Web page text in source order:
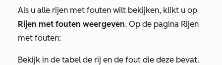
Als u alle rijen met fouten wilt bekijken, klikt u op
Rijen met fouten weergeven. Op de pagina Rijen
met fouten:
Bekijk in de tabel de rij en de fout die deze bevat.